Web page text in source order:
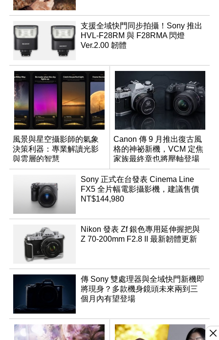
支援全域快門同步拍攝！Sony 推出
HVL-F28RM 與 F28RMA 閃燈
Ver.2.00 韌體
風景與星空攝影師的氣象
決策利器：專業解讀光影
與雲層的智慧
App「Atmos」登場
Canon 傳 9 月推出復古風
格的神祕新機，VCM 定焦
家族最終章也將壓軸登場
Sony 正式在台發表 Cinema Line
FX5 全片幅電影攝影機，建議售價
NT$144,980
Nikon 發表 Zf 銀色專用延伸握把與
Z 70-200mm F2.8 II 最新韌體更新
傳 Sony 雙處理器與全域快門新機即
將現身？多款機身鏡頭未來兩到三
個月內有望登場